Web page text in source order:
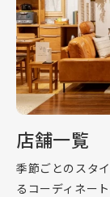
店舗一覧
季節ごとのスタ
るコーディネー